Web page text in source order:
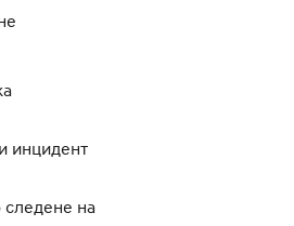
инцидент
следене на